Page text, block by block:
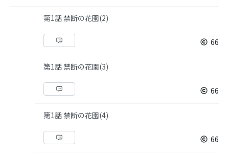
第1話 禁断の花園(2)
66
第1話 禁断の花園(3)
66
第1話 禁断の花園(4)
66